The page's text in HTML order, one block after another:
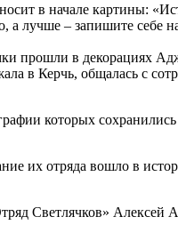
в начале картины:
лучше – запишите себе
прошли в декорациях
в Керчь, общалась с
которых
их отряда вошло в
Светлячков»